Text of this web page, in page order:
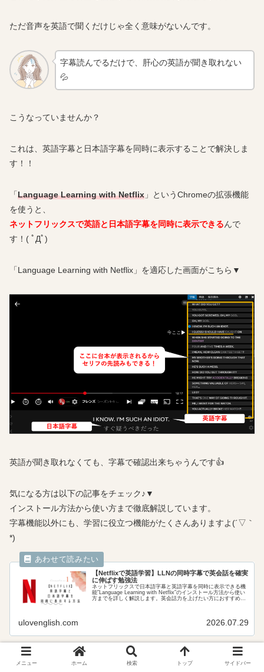
ただ音声を英語で聞くだけじゃ全く意味がないんです。
字幕読んでるだけで、肝心の英語が聞き取れない
💦
こうなっていませんか？
これは、英語字幕と日本語字幕を同時に表示することで解決しま
す！！
「Language Learning with Netflix 」というChromeの拡張機能
を使うと、
ネットフリックスで英語と日本語字幕を同時に表示できるんで
す！( ﾟДﾟ)
「Language Learning with Netflix」を適応した画面がこちら▼
英語が聞き取れなくても、字幕で確認出来ちゃうんです👍
気になる方は以下の記事をチェック♪▼
インストール方法から使い方まで徹底解説しています。
字幕機能以外にも、学習に役立つ機能がたくさんありますよ(´▽｀
*)
【Netflixで英語学習】LLNの同時字幕で英会話を確実
に伸ばす勉強法
ネットフリックスで日本語字幕と英語字幕を同時に表示できる機
能”Language Learning with Netflix”のインストール方法から使い
方までを詳しく解説します。英会話力を上げたい方におすすめの
ulovenglish.com 2026.07.29
楽しく映画を見るついでに英語をマスターしちゃいましょう！！
メニュー ホーム 検索 トップ サイドバー